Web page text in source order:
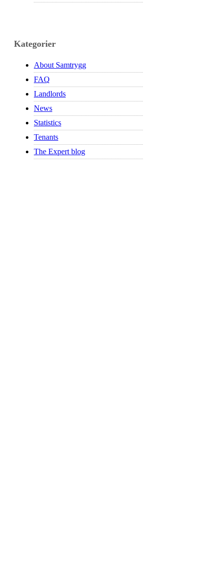
Kategorier
About Samtrygg
FAQ
Landlords
News
Statistics
Tenants
The Expert blog